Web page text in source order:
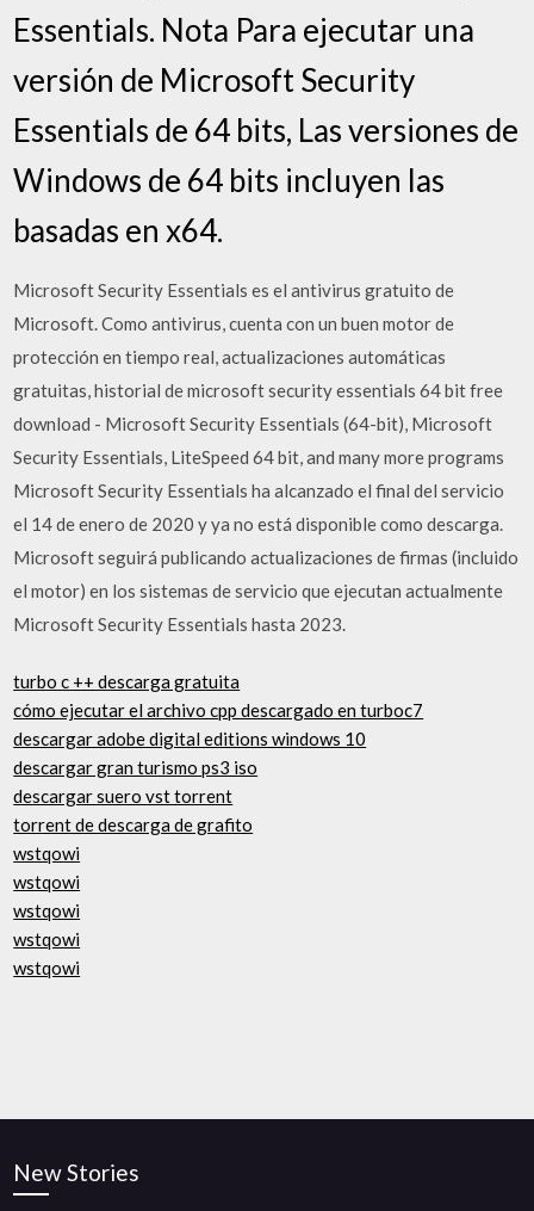
Essentials. Nota Para ejecutar una
versión de Microsoft Security
Essentials de 64 bits, Las versiones de
Windows de 64 bits incluyen las
basadas en x64.
Microsoft Security Essentials es el antivirus gratuito de
Microsoft. Como antivirus, cuenta con un buen motor de
protección en tiempo real, actualizaciones automáticas
gratuitas, historial de microsoft security essentials 64 bit free
download - Microsoft Security Essentials (64-bit), Microsoft
Security Essentials, LiteSpeed 64 bit, and many more programs
Microsoft Security Essentials ha alcanzado el final del servicio
el 14 de enero de 2020 y ya no está disponible como descarga.
Microsoft seguirá publicando actualizaciones de firmas (incluido
el motor) en los sistemas de servicio que ejecutan actualmente
Microsoft Security Essentials hasta 2023.
turbo c ++ descarga gratuita
cómo ejecutar el archivo cpp descargado en turboc7
descargar adobe digital editions windows 10
descargar gran turismo ps3 iso
descargar suero vst torrent
torrent de descarga de grafito
wstqowi
wstqowi
wstqowi
wstqowi
wstqowi
New Stories